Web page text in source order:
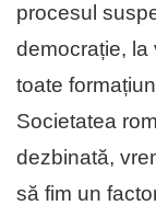
procesul
democrație, la
toate
Societatea
dezbinată,
să fim un